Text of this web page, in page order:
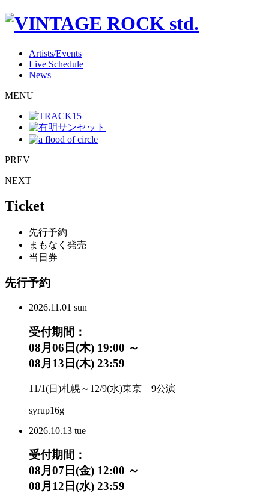
Artists/Events
Live Schedule
News
MENU
PREV
NEXT
Ticket
先行予約
まもなく発売
当日券
先行予約
2026.11.01 sun
受付期間：
08月06日(木) 19:00 ～
08月13日(木) 23:59
11/1(日)札幌～12/9(水)東京 9公演
syrup16g
2026.10.13 tue
受付期間：
08月07日(金) 12:00 ～
08月12日(水) 23:59